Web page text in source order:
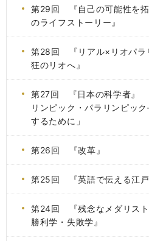
第29回 『自己の可能性を
のライフストーリー』
第28回 『リアル×リオパ
狂のリオへ』
第27回 『日本の科学者』
リンピック・パラリンピッ
するために」
第26回 『改革』
第25回 『英語で伝える江戸
第24回 『残念なメダリス
勝利学・失敗学』